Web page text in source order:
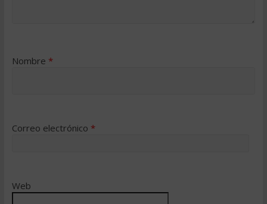
Nombre *
Correo electrónico *
Web